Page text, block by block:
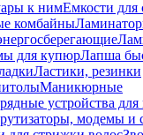
к нимЕмкости для
комбайны
для купюрЛапша
Ластики, резинки
Маникюрные
устройства
модемы и